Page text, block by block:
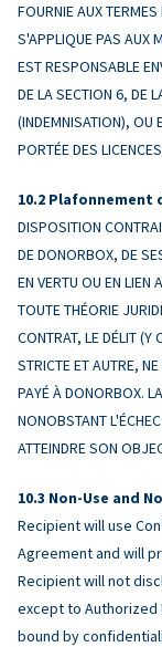
FOURNIE AUX
S'APPLIQUE PAS AUX
EST RESPONSABLE
DE LA SECTION 6, DE
(INDEMNISATION), OU
PORTÉE DES
Plafonnement
DISPOSITION
DE DONORBOX, DE
EN VERTU OU EN LIEN
TOUTE THÉORIE
CONTRAT, LE DÉLIT (Y
STRICTE ET AUTRE,
PAYÉ À DONORBOX.
NONOBSTANT
ATTEINDRE SON
Non-Use and
Recipient will use
Agreement and will
Recipient will not
except to Authorized
bound by